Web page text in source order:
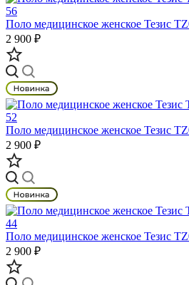
Поло медицинское женское Тезис
2 900 ₽
Поло медицинское женское Тезис
2 900 ₽
Поло медицинское женское Тезис
2 900 ₽